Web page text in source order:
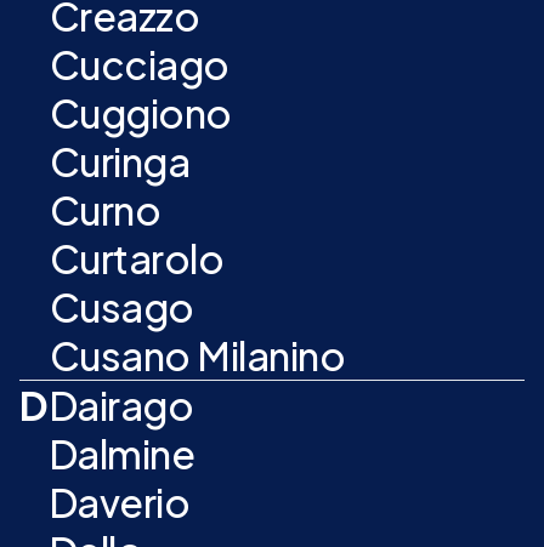
Creazzo
Cucciago
Cuggiono
Curinga
Curno
Curtarolo
Cusago
Cusano Milanino
DDairago
Dalmine
Daverio